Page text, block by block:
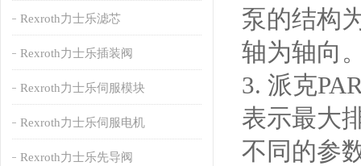
Rexroth力士乐滤芯
Rexroth力士乐插装阀
Rexroth力士乐伺服模块
Rexroth力士乐伺服电机
Rexroth力士乐先导阀
泵的结构
轴为轴向
3. 派克
表示最大
不同的参